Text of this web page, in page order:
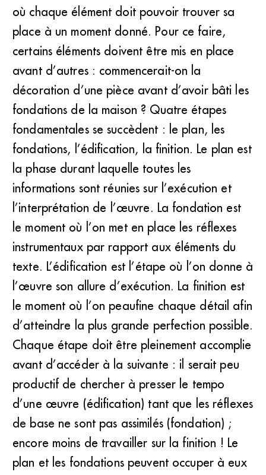
où chaque élément doit pouvoir trouver sa
place à un moment donné. Pour ce faire,
certains éléments doivent être mis en place
avant d’autres : commencerait-on la
décoration d’une pièce avant d’avoir bâti les
fondations de la maison ? Quatre étapes
fondamentales se succèdent : le plan, les
fondations, l’édification, la finition. Le plan est
la phase durant laquelle toutes les
informations sont réunies sur l’exécution et
l’interprétation de l’œuvre. La fondation est
le moment où l’on met en place les réflexes
instrumentaux par rapport aux éléments du
texte. L’édification est l’étape où l’on donne à
l’œuvre son allure d’exécution. La finition est
le moment où l’on peaufine chaque détail afin
d’atteindre la plus grande perfection possible.
Chaque étape doit être pleinement accomplie
avant d’accéder à la suivante : il serait peu
productif de chercher à presser le tempo
d’une œuvre (édification) tant que les réflexes
de base ne sont pas assimilés (fondation) ;
encore moins de travailler sur la finition ! Le
plan et les fondations peuvent occuper à eux